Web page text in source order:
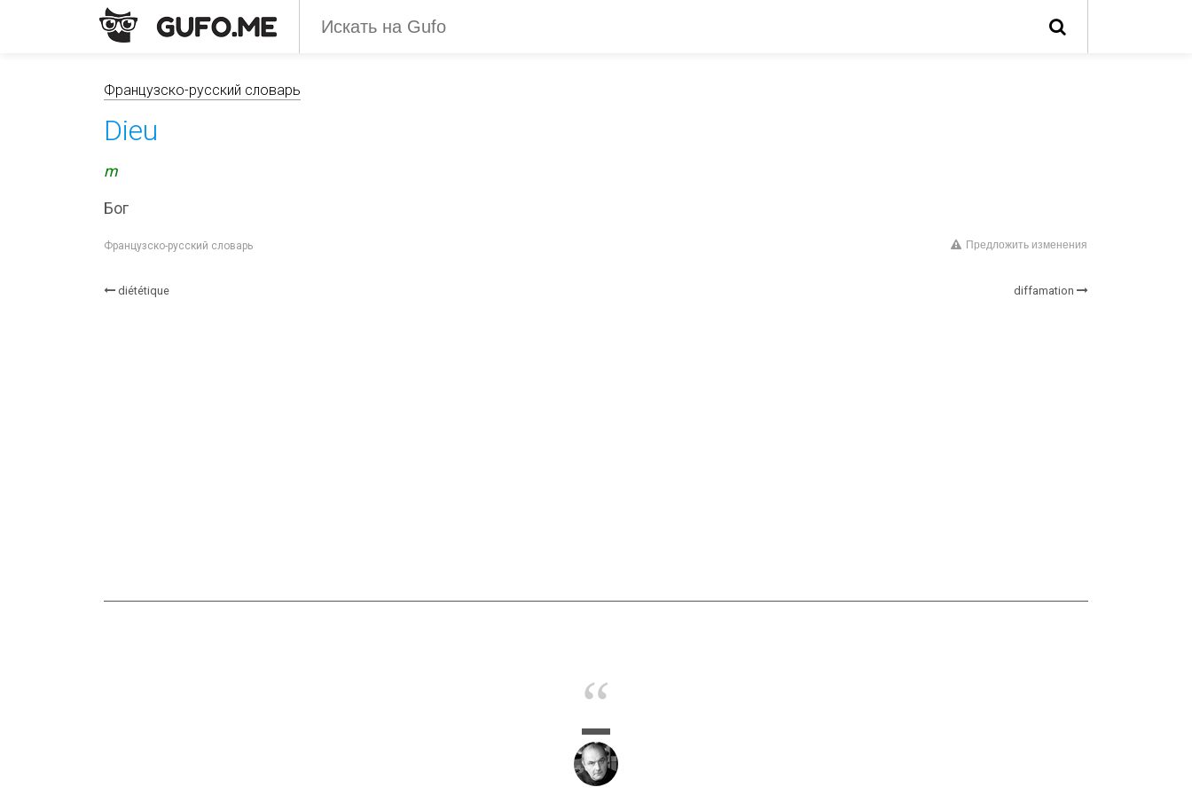
Французско-русский словарь
Dieu
m
Бог
Французско-русский словарь Предложить изменения
diététique diffamation